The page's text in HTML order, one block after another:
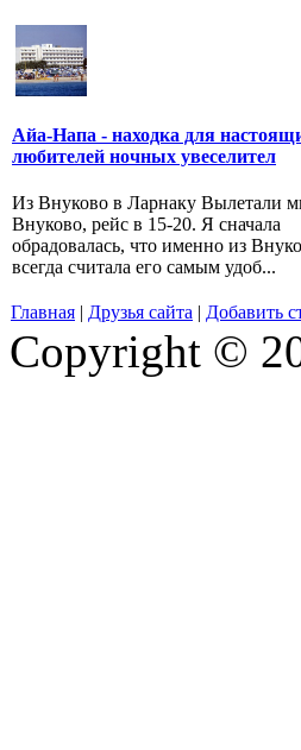
Айа-Напа - находка для
любителей ночных увеселител
Из Внуково в Ларнаку Вылетали
Внуково, рейс в 15-20. Я сначала
обрадовалась, что именно из
всегда считала его самым удоб...
Главная | Друзья сайта | Добавить
Copyright ©